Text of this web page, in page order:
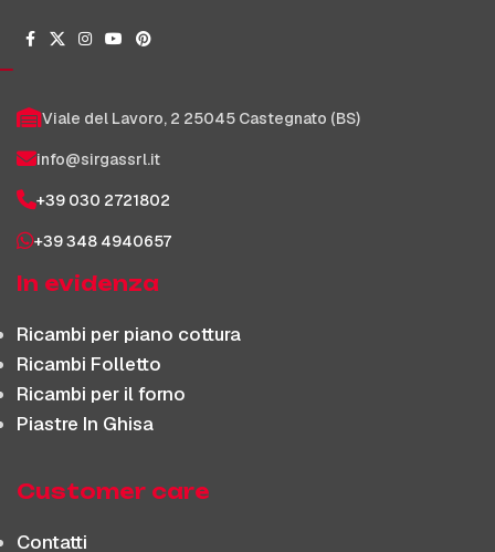
Viale del Lavoro, 2 25045 Castegnato (BS)
info@sirgassrl.it
+39 030 2721802
+39 348 4940657
In evidenza
Ricambi per piano cottura
Ricambi Folletto
Ricambi per il forno
Piastre In Ghisa
Customer care
Contatti